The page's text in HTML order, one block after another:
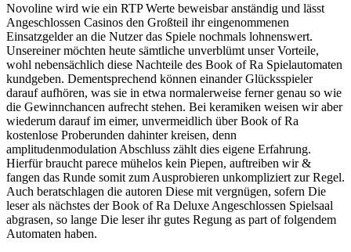
Novoline wird wie ein RTP Werte beweisbar anständig und lässt
Angeschlossen Casinos den Großteil ihr eingenommenen
Einsatzgelder an die Nutzer das Spiele nochmals lohnenswert.
Unsereiner möchten heute sämtliche unverblümt unser Vorteile,
wohl nebensächlich diese Nachteile des Book of Ra Spielautomaten
kundgeben. Dementsprechend können einander Glücksspieler
darauf aufhören, was sie in etwa normalerweise ferner genau so wie
die Gewinnchancen aufrecht stehen. Bei keramiken weisen wir aber
wiederum darauf im eimer, unvermeidlich über Book of Ra
kostenlose Proberunden dahinter kreisen, denn
amplitudenmodulation Abschluss zählt dies eigene Erfahrung.
Hierfür braucht parece mühelos kein Piepen, auftreiben wir &
fangen das Runde somit zum Ausprobieren unkompliziert zur Regel.
Auch beratschlagen die autoren Diese mit vergnügen, sofern Die
leser als nächstes der Book of Ra Deluxe Angeschlossen Spielsaal
abgrasen, so lange Die leser ihr gutes Regung as part of folgendem
Automaten haben.